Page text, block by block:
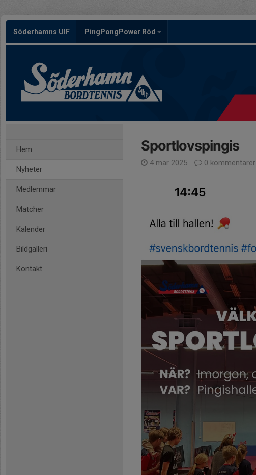
Söderhamns UIF PingPongPower Röd
Hem
Nyheter
Medlemmar
Matcher
Kalender
Bildgalleri
Kontakt
Sportlovspingis
4 mar 2025 0 kommentarer